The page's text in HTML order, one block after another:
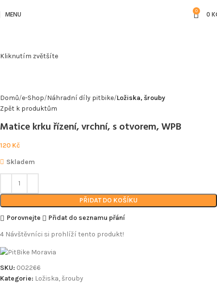
MENU 0 0
Kliknutím zvětšíte
Domů e-Shop Náhradní díly pitbike Ložiska, šrouby
Zpět k produktům
Matice krku řízení, vrchní, s otvorem, WPB
120 Kč
Skladem
PŘIDAT DO KOŠÍKU
Porovnejte
Přidat do seznamu přání
4 Návštěvníci si prohlíží tento produkt!
SKU: 002266
Kategorie: Ložiska, šrouby